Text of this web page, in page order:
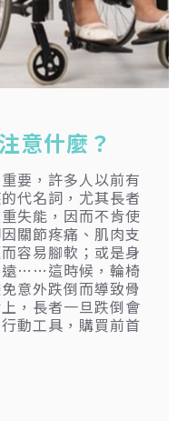
意什麼？
要，許多人以前有
代名詞，尤其長者
失能，因而不肯使
關節疼痛、肌肉支
容易腳軟；或是身
遠……這時候，輪椅
意外跌倒而導致骨
，長者一旦跌倒會
動工具，購買前首